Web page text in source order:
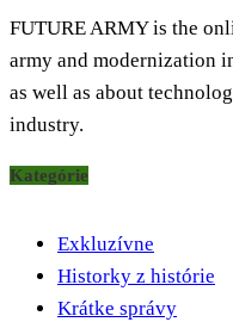
FUTURE ARMY is the
army and modernization
as well as about
industry.
Kategórie
Exkluzívne
Historky z histórie
Krátke správy